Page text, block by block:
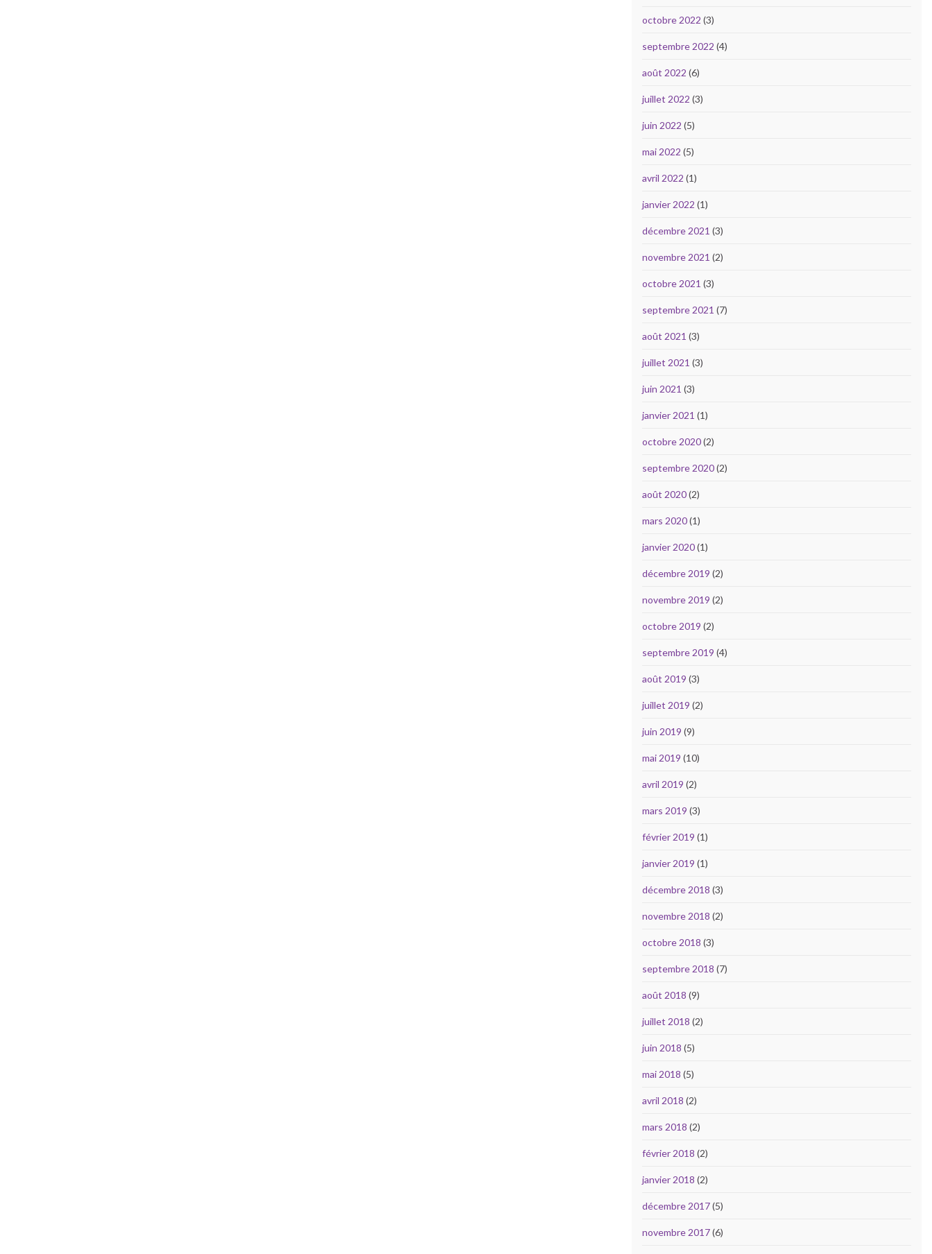
octobre 2022 (3)
septembre 2022 (4)
août 2022 (6)
juillet 2022 (3)
juin 2022 (5)
mai 2022 (5)
avril 2022 (1)
janvier 2022 (1)
décembre 2021 (3)
novembre 2021 (2)
octobre 2021 (3)
septembre 2021 (7)
août 2021 (3)
juillet 2021 (3)
juin 2021 (3)
janvier 2021 (1)
octobre 2020(2)
septembre 2020(2)
août 2020(2)
mars 2020(1)
janvier 2020(1)
décembre 2019 (2)
novembre 2019 (2)
octobre 2019 (2)
septembre 2019 (4)
août 2019 (3)
juillet 2019 (2)
juin 2019 (9)
mai 2019 (10)
avril 2019 (2)
mars 2019 (3)
février 2019 (1)
janvier 2019 (1)
décembre 2018 (3)
novembre 2018 (2)
octobre 2018 (3)
septembre 2018 (7)
août 2018 (9)
juillet 2018 (2)
juin 2018 (5)
mai 2018 (5)
avril 2018 (2)
mars 2018 (2)
février 2018 (2)
janvier 2018 (2)
décembre 2017(5)
novembre 2017(6)